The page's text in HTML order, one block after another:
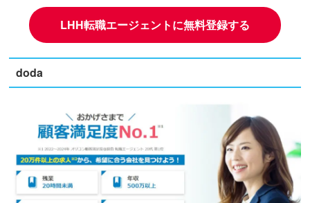
LHH転職エージェントに無料登録する
doda